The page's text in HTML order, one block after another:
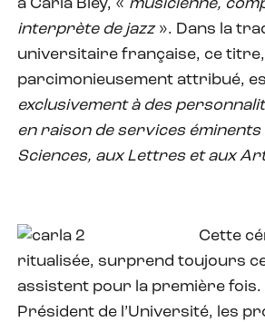
à Carla Bley, « musicienne,
interprète de jazz ». Dans la
universitaire française, ce
parcimonieusement attribué,
exclusivement à des
en raison de services
Sciences, aux Lettres et aux
Cette
ritualisée, surprend toujours
assistent pour la première fois.
Président de l’Université, les